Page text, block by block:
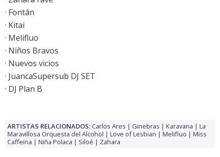
· Fontán
· Kitai
· Melifluo
· Niños Bravos
· Nuevos vicios
· JuancaSupersub DJ SET
· DJ Plan B
ARTISTAS RELACIONADOS:Carlos Ares Ginebras Karavana
La
Maravillosa Orquesta del Alcohol
Love of Lesbian Melifluo
Miss
Caffeina
Niña Polaca Siloé Zahara